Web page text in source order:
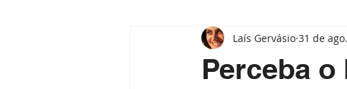
Tratamento Integrativo Ansiedade
Perceba
Laís Gervásio 31 de